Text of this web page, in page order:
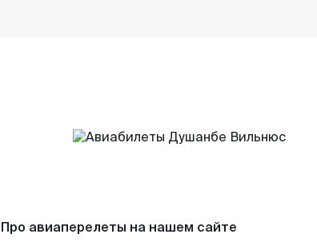
Про авиаперелеты на нашем сайте